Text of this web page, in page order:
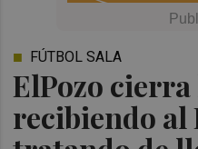
ElPozo
recibiendo al
FÚTBOL SALA